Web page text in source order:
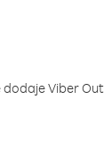
dodaje Viber